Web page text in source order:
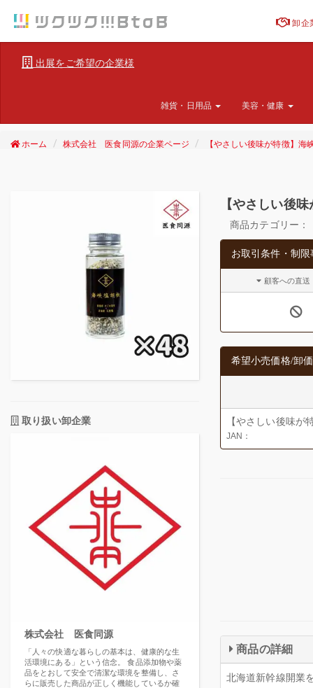
卸企
出展をご希望の企業様
雑貨・日用品 美容・健康
ホーム 株式会社 医食同源の企業ページ 【やさしい後味が特徴】
取り扱い卸企業
株式会社 医食同源
「人々の快適な暮らしの基本は、健康的な生
活環境にある」という信念。 食品添加物や薬
品をとおして安全で清潔な環境を整備し、さ
らに販売した商品が正しく機能しているか確
【やさしい後
商品カテゴリー：
お取引条件・制限
顧客への直送
希望小売価格/卸
【やさしい後味
JAN：
商品の詳細
北海道新幹線開業